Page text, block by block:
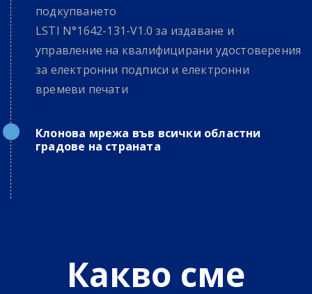
подкупването
LSTI N°1642-131-V1.0 за издаване и
управление на квалифицирани удостоверения
за електронни подписи и електронни
времеви печати
Клонова мрежа във всички областни
градове на страната
Какво сме